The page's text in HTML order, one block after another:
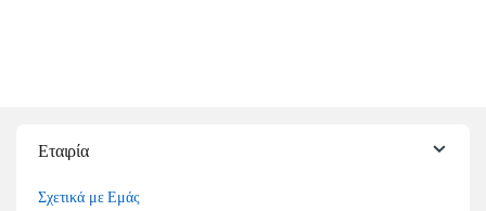
Εταιρία
Σχετικά με Εμάς